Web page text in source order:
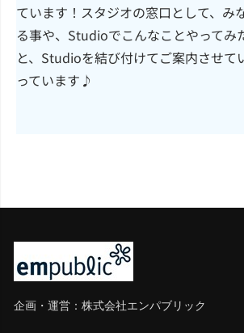
ています！スタジオの窓口として、み
る事や、Studioでこんなことやってみ
と、Studioを結び付けてご案内させて
っています♪
企画・運営：株式会社エンパブリック